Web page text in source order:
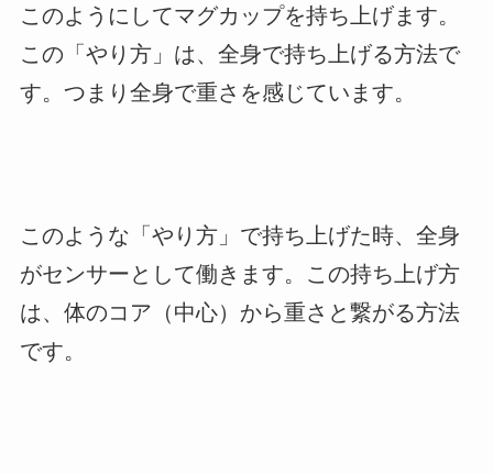
このようにしてマグカップを持ち上げます。
この「やり方」は、全身で持ち上げる方法で
す。つまり全身で重さを感じています。
このような「やり方」で持ち上げた時、全身
がセンサーとして働きます。この持ち上げ方
は、体のコア（中心）から重さと繋がる方法
です。